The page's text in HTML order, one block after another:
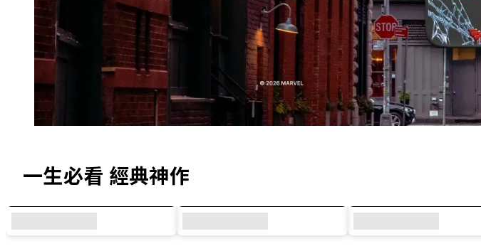
一生必看 經典神作